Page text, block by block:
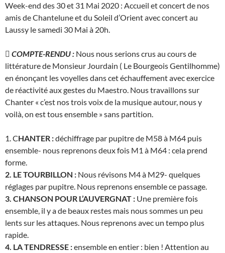
Week-end des 30 et 31 Mai 2020 : Accueil et concert de nos
amis de Chantelune et du Soleil d’Orient avec concert au
Laussy le samedi 30 Mai à 20h.
 COMPTE-RENDU : Nous nous serions crus au cours de
littérature de Monsieur Jourdain ( Le Bourgeois Gentilhomme)
en énonçant les voyelles dans cet échauffement avec exercice
de réactivité aux gestes du Maestro. Nous travaillons sur
Chanter « c’est nos trois voix de la musique autour, nous y
voilà, on est tous ensemble » sans partition.
1. CHANTER :déchiffrage par pupitre de M58 à M64 puis
ensemble- nous reprenons deux fois M1 à M64 : cela prend
forme.
2. LE TOURBILLON : Nous révisons M4 à M29- quelques
réglages par pupitre. Nous reprenons ensemble ce passage.
3. CHANSON POUR L’AUVERGNAT : Une première fois
ensemble, il y a de beaux restes mais nous sommes un peu
lents sur les attaques. Nous reprenons avec un tempo plus
rapide.
4. LA TENDRESSE :ensemble en entier : bien ! Attention au